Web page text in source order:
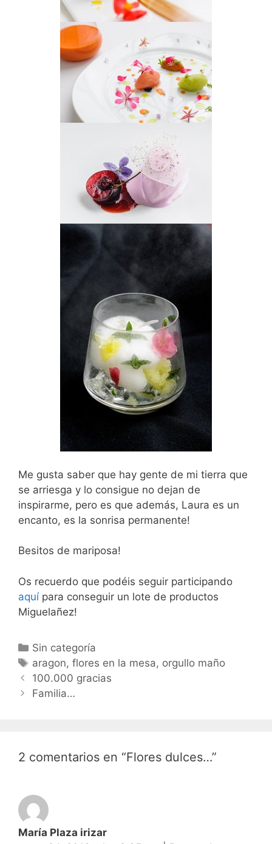
Me gusta saber que hay gente de mi tierra que
se arriesga y lo consigue no dejan de
inspirarme, pero es que además, Laura es un
encanto, es la sonrisa permanente!
Besitos de mariposa!
Os recuerdo que podéis seguir participando
aquípara conseguir un lote de productos
Miguelañez!
Categorías
Sin categoría
Etiquetas
aragon,flores en la mesa, orgullo maño
Navegación
de
100.000 gracias
Familia…
2 comentarios en “Flores dulces…”
María Plaza irizar